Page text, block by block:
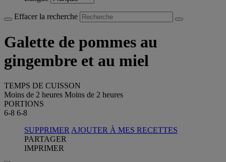
Effacer la recherche
Galette de pommes au
gingembre et au miel
TEMPS DE CUISSON
Moins de 2 heures Moins de 2 heures
PORTIONS
6-8 6-8
SUPPRIMER AJOUTER À MES RECETTES
PARTAGER
IMPRIMER